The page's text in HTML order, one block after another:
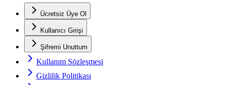
Ücretsiz Üye Ol
Kullanıcı Girişi
Şifremi Unuttum
Kullanım Sözleşmesi
Gizlilik Politikası